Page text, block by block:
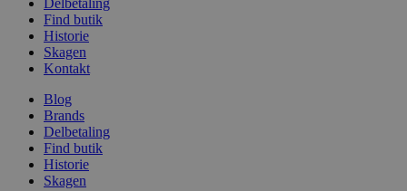
Delbetaling
Find butik
Historie
Skagen
Kontakt
Blog
Brands
Delbetaling
Find butik
Historie
Skagen